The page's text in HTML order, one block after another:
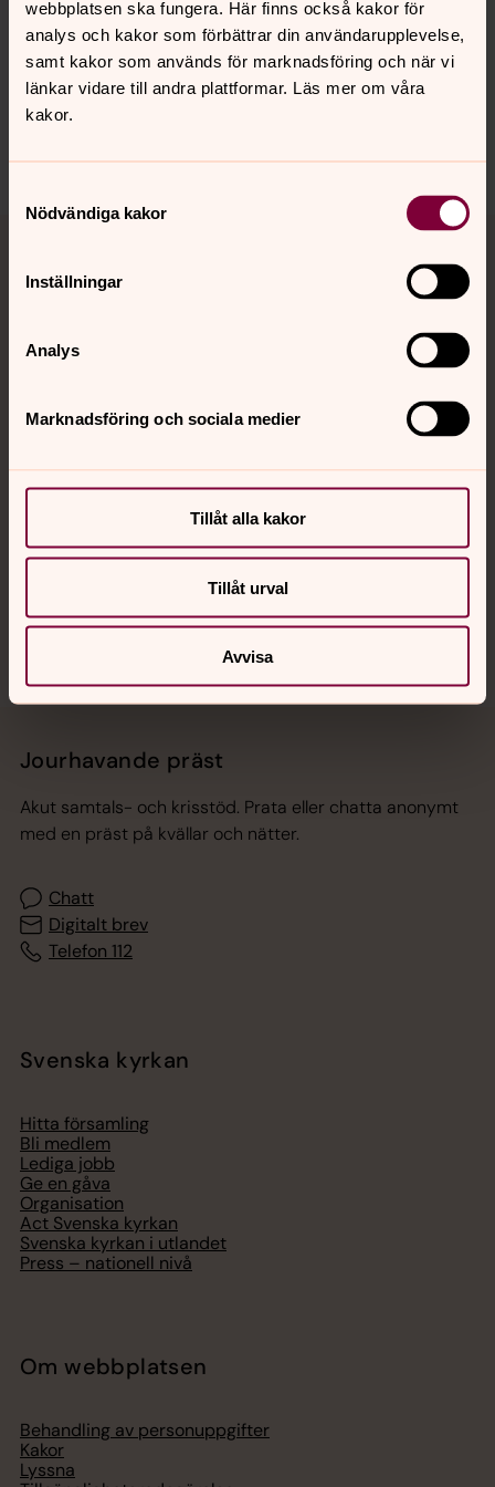
webbplatsen ska fungera. Här finns också kakor för
analys och kakor som förbättrar din användarupplevelse,
samt kakor som används för marknadsföring och när vi
länkar vidare till andra plattformar. Läs mer om våra
kakor.
Nödvändiga kakor
Inställningar
Analys
Marknadsföring och sociala medier
Tillåt alla kakor
Tillåt urval
Avvisa
Synpunkter eller frågor på sidans
innehåll?
karlshamn.forsamling@svenskakyrkan.se
Tillbaka till toppen
Tillbaka till innehållet
Kalender
Jourhavande präst
Akut samtals- och krisstöd. Prata eller chatta anonymt
med en präst på kvällar och nätter.
Chatt
Digitalt brev
Telefon 112
Svenska kyrkan
Hitta församling
Bli medlem
Lediga jobb
Ge en gåva
Organisation
Act Svenska kyrkan
Svenska kyrkan i utlandet
Press – nationell nivå
Om webbplatsen
Behandling av personuppgifter
Kakor
Lyssna